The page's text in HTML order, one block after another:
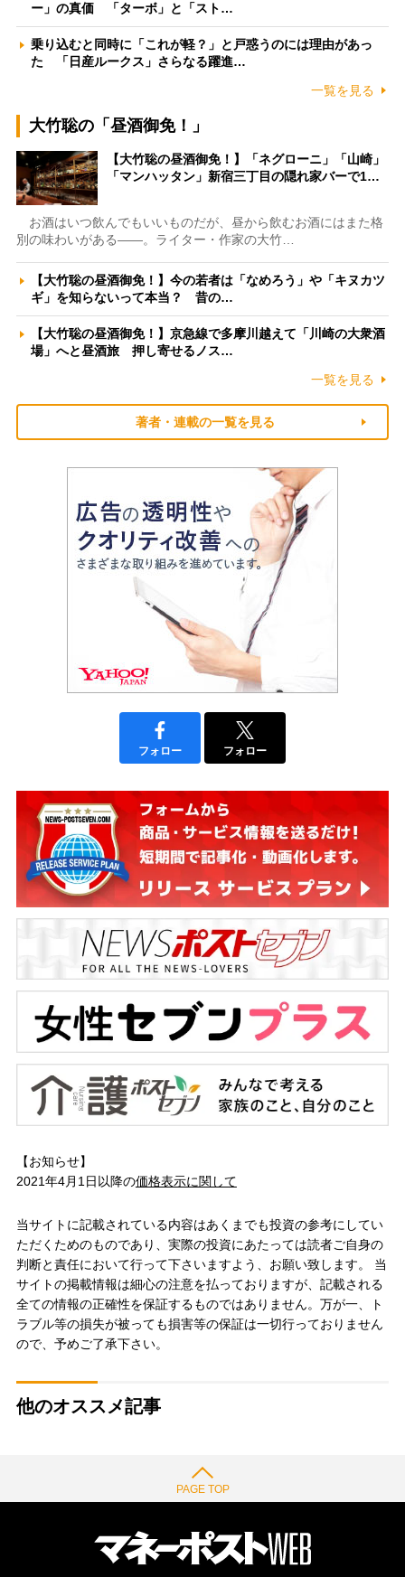
ー」の真価 「ターボ」と「スト…
乗り込むと同時に「これが軽？」と戸惑うのには理由があっ
た 「日産ルークス」さらなる躍進…
一覧を見る
大竹聡の「昼酒御免！」
【大竹聡の昼酒御免！】「ネグローニ」「山崎」
「マンハッタン」新宿三丁目の隠れ家バーで1…
お酒はいつ飲んでもいいものだが、昼から飲むお酒にはまた格
別の味わいがある――。ライター・作家の大竹…
【大竹聡の昼酒御免！】今の若者は「なめろう」や「キヌカツ
ギ」を知らないって本当？ 昔の…
【大竹聡の昼酒御免！】京急線で多摩川越えて「川崎の大衆酒
場」へと昼酒旅 押し寄せるノス…
一覧を見る
著者・連載の一覧を見る
フォロー フォロー
【お知らせ】
2021年4月1日以降の価格表示に関して
当サイトに記載されている内容はあくまでも投資の参考にしてい
ただくためのものであり、実際の投資にあたっては読者ご自身の
判断と責任において行って下さいますよう、お願い致します。 当
サイトの掲載情報は細心の注意を払っておりますが、記載される
全ての情報の正確性を保証するものではありません。万が一、ト
ラブル等の損失が被っても損害等の保証は一切行っておりません
ので、予めご了承下さい。
他のオススメ記事
PAGE TOP